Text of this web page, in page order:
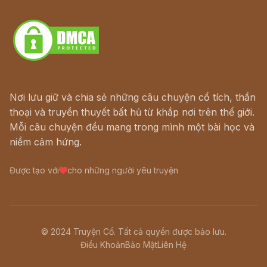
Nơi lưu giữ và chia sẻ những câu chuyện cổ tích, thần
thoại và truyền thuyết bất hủ từ khắp nơi trên thế giới.
Mỗi câu chuyện đều mang trong mình một bài học và
niềm cảm hứng.
Được tạo với cho những người yêu truyện
© 2024 Truyện Cổ. Tất cả quyền được bảo lưu.
Điều KhoảnBảo MậtLiên Hệ